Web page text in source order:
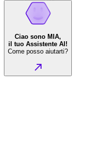
Ciao sono MIA,
il tuo Assistente AI!
Come posso aiutarti?